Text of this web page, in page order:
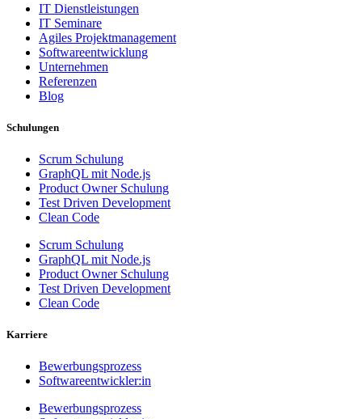
IT Dienstleistungen
IT Seminare
Agiles Projektmanagement
Softwareentwicklung
Unternehmen
Referenzen
Blog
Schulungen
Scrum Schulung
GraphQL mit Node.js
Product Owner Schulung
Test Driven Development
Clean Code
Scrum Schulung
GraphQL mit Node.js
Product Owner Schulung
Test Driven Development
Clean Code
Karriere
Bewerbungsprozess
Softwareentwickler:in
Bewerbungsprozess